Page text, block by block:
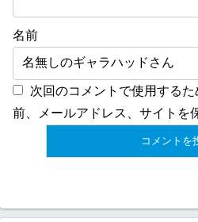
名前
次回のコメントで使用する
前、メールアドレス、サイトを